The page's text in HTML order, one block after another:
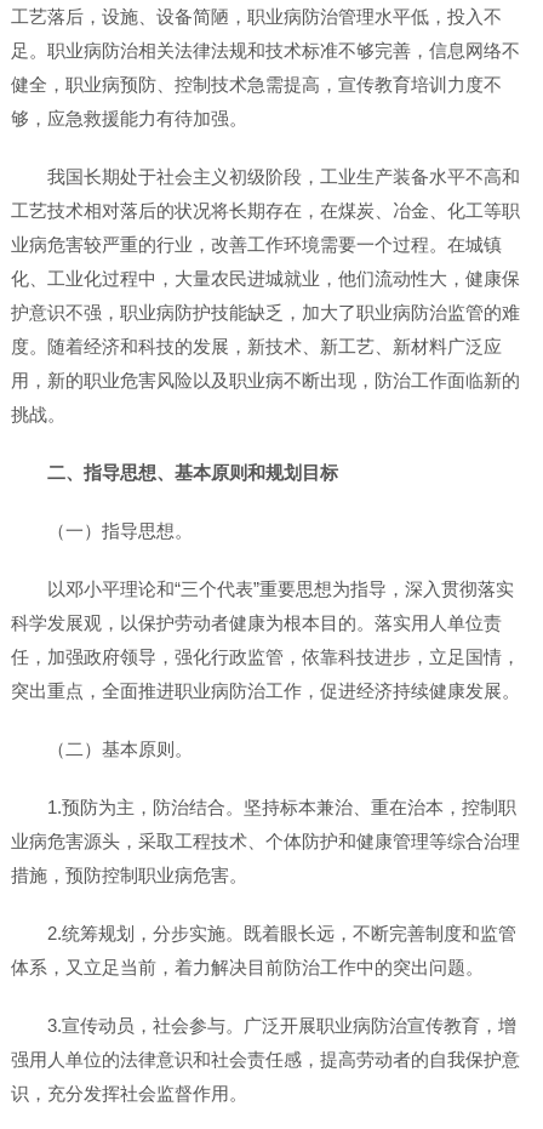
工艺落后，设施、设备简陋，职业病防治管理水平低，投入不
足。职业病防治相关法律法规和技术标准不够完善，信息网络不
健全，职业病预防、控制技术急需提高，宣传教育培训力度不
够，应急救援能力有待加强。
我国长期处于社会主义初级阶段，工业生产装备水平不高和
工艺技术相对落后的状况将长期存在，在煤炭、冶金、化工等职
业病危害较严重的行业，改善工作环境需要一个过程。在城镇
化、工业化过程中，大量农民进城就业，他们流动性大，健康保
护意识不强，职业病防护技能缺乏，加大了职业病防治监管的难
度。随着经济和科技的发展，新技术、新工艺、新材料广泛应
用，新的职业危害风险以及职业病不断出现，防治工作面临新的
挑战。
二、指导思想、基本原则和规划目标
（一）指导思想。
以邓小平理论和“三个代表”重要思想为指导，深入贯彻落实
科学发展观，以保护劳动者健康为根本目的。落实用人单位责
任，加强政府领导，强化行政监管，依靠科技进步，立足国情，
突出重点，全面推进职业病防治工作，促进经济持续健康发展。
（二）基本原则。
1.预防为主，防治结合。坚持标本兼治、重在治本，控制职
业病危害源头，采取工程技术、个体防护和健康管理等综合治理
措施，预防控制职业病危害。
2.统筹规划，分步实施。既着眼长远，不断完善制度和监管
体系，又立足当前，着力解决目前防治工作中的突出问题。
3.宣传动员，社会参与。广泛开展职业病防治宣传教育，增
强用人单位的法律意识和社会责任感，提高劳动者的自我保护意
识，充分发挥社会监督作用。